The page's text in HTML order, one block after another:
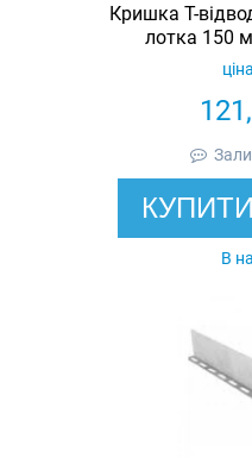
Кришка Т-
лотка 150
КУПИТИ
В